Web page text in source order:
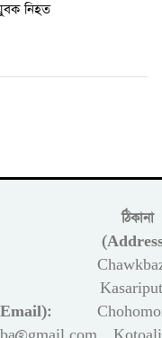
নিহত
ঠিকানা